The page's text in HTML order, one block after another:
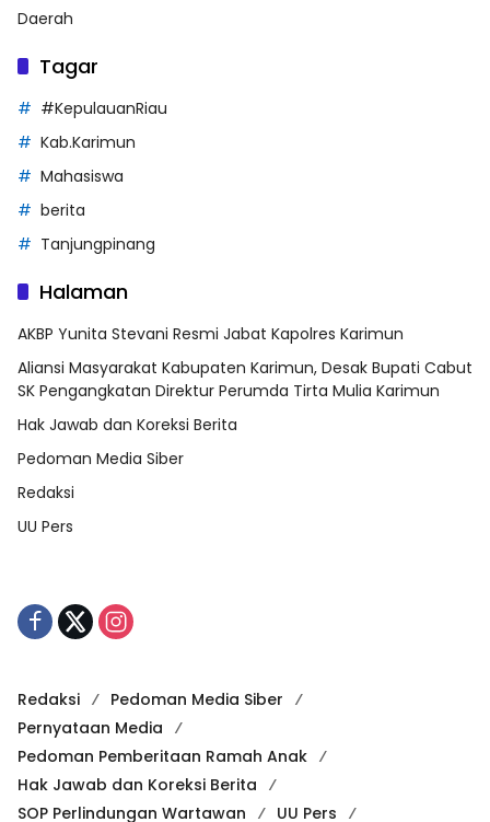
Daerah
Tagar
#KepulauanRiau
Kab.Karimun
Mahasiswa
berita
Tanjungpinang
Halaman
AKBP Yunita Stevani Resmi Jabat Kapolres Karimun
Aliansi Masyarakat Kabupaten Karimun, Desak Bupati Cabut
SK Pengangkatan Direktur Perumda Tirta Mulia Karimun
Hak Jawab dan Koreksi Berita
Pedoman Media Siber
Redaksi
UU Pers
Redaksi
Pedoman Media Siber
Pernyataan Media
Pedoman Pemberitaan Ramah Anak
Hak Jawab dan Koreksi Berita
SOP Perlindungan Wartawan
UU Pers